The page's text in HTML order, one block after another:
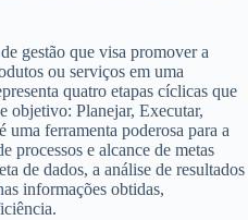
gestão que visa promover a
ou serviços em uma
quatro etapas cíclicas que
objetivo: Planejar, Executar,
ferramenta poderosa para a
processos e alcance de metas
de dados, a análise de resultados
informações obtidas,